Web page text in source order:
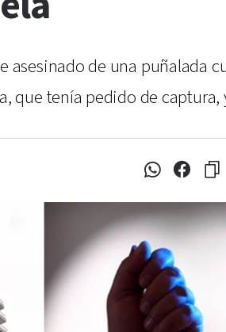
asesinado de una puñalada
que tenía pedido de